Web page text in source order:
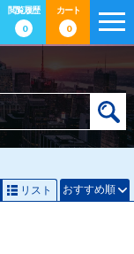
閲覧履歴
0
カート
0
リスト おすすめ順